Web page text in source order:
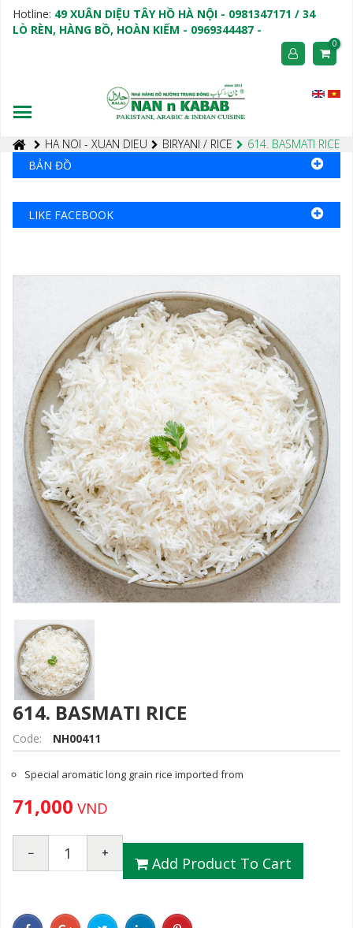
Hotline: 49 XUÂN DIỆU TÂY HỒ HÀ NỘI - 0981347171 / 34
LÒ RÈN, HÀNG BỒ, HOÀN KIẾM - 0969344487 -
0
HA NOI - XUAN DIEU BIRYANI / RICE
614. BASMATI RICE
BẢN ĐỒ
LIKE FACEBOOK
614. BASMATI RICE
Code: NH00411
Special aromatic long grain rice imported from
71,000 VND
− +
Add Product To Cart